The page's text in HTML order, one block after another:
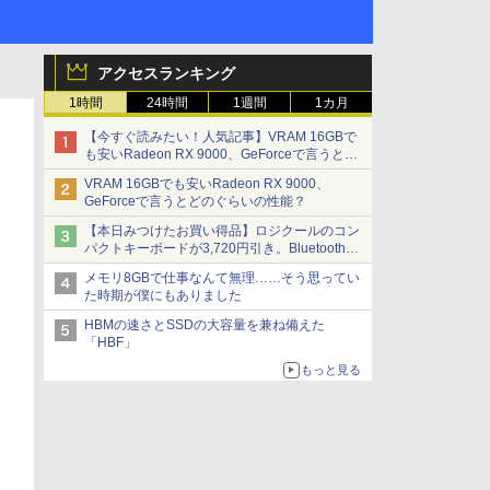
アクセスランキング
1時間 24時間 1週間 1カ月
【今すぐ読みたい！人気記事】VRAM 16GBで
も安いRadeon RX 9000、GeForceで言うとど
のぐらいの性能？ - PC Watch
VRAM 16GBでも安いRadeon RX 9000、
GeForceで言うとどのぐらいの性能？
【本日みつけたお買い得品】ロジクールのコン
パクトキーボードが3,720円引き。Bluetoothで3
台接続対応
メモリ8GBで仕事なんて無理……そう思ってい
た時期が僕にもありました
HBMの速さとSSDの大容量を兼ね備えた
「HBF」
もっと見る